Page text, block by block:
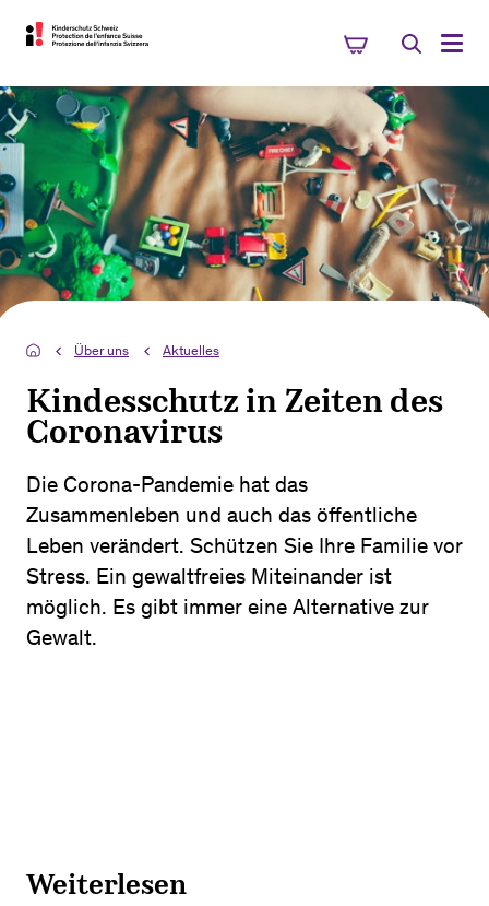
Über uns Aktuelles
Kindesschutz in Zeiten des
Coronavirus
Die Corona-Pandemie hat das
Zusammenleben und auch das öffentliche
Leben verändert. Schützen Sie Ihre Familie vor
Stress. Ein gewaltfreies Miteinander ist
möglich. Es gibt immer eine Alternative zur
Gewalt.
Weiterlesen